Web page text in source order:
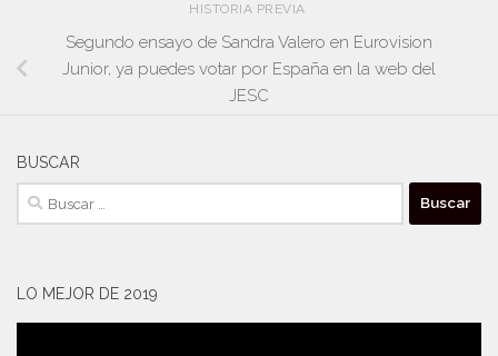
HISTORIA PREVIA
Segundo ensayo de Sandra Valero en Eurovision
Junior, ya puedes votar por España en la web del
JESC
BUSCAR
Buscar:
LO MEJOR DE 2019